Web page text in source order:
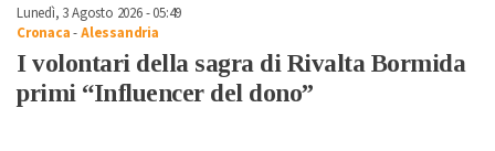
Lunedì, 3 Agosto 2026 - 05:49
Cronaca-Alessandria
I volontari della sagra di Rivalta Bormida
primi “Influencer del dono”